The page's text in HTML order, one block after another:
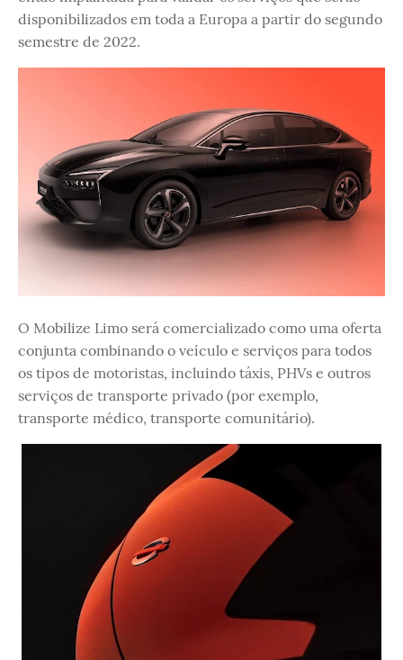
disponibilizados em toda a Europa a partir do segundo
semestre de 2022.
O Mobilize Limo será comercializado como uma oferta
conjunta combinando o veículo e serviços para todos
os tipos de motoristas, incluindo táxis, PHVs e outros
serviços de transporte privado (por exemplo,
transporte médico, transporte comunitário).